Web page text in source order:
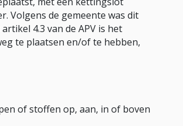
Volgens de gemeente was dit
4.3 van de APV is het
te plaatsen en/of te hebben,
of stoffen op, aan, in of boven